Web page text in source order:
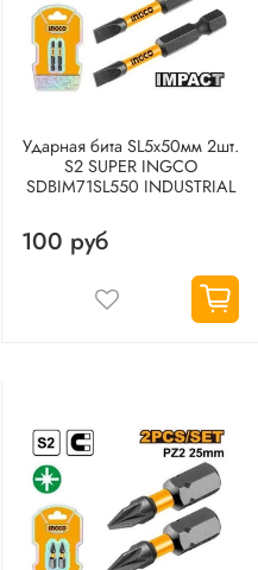
Ударная бита SL5х50мм 2шт.
S2 SUPER INGCO
SDBIM71SL550 INDUSTRIAL
100 руб